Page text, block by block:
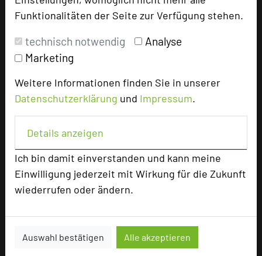
Funktionalitäten der Seite zur Verfügung stehen.
technisch notwendig
Analyse
Marketing
Weitere Informationen finden Sie in unserer
Datenschutzerklärung und Impressum.
Details anzeigen
Ich bin damit einverstanden und kann meine
Einwilligung jederzeit mit Wirkung für die Zukunft
wiederrufen oder ändern.
Auswahl bestätigen Alle akzeptieren
Tagungsräume
Zimmer
Einzelzimmer
Suiten
Besonders geeignet für
Seminar, Klausur
92 Seiten dieses Hotels wurden in den vergangenen